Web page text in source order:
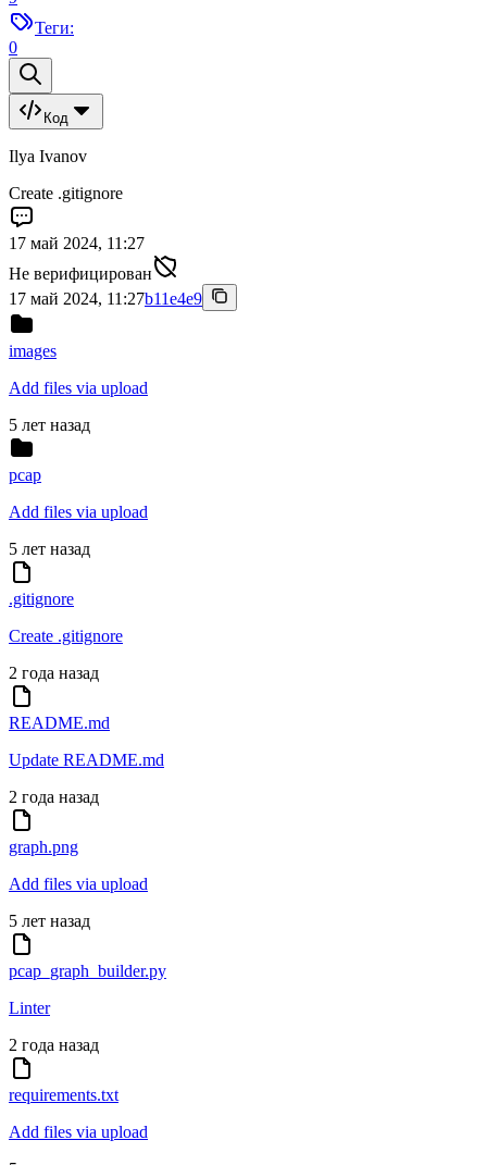
Теги:
0
Код
Ilya Ivanov
Create .gitignore
17 май 2024, 11:27
Не верифицирован
17 май 2024, 11:27b11e4e9
images
Add files via upload
5 лет назад
pcap
Add files via upload
5 лет назад
.gitignore
Create .gitignore
2 года назад
README.md
Update README.md
2 года назад
graph.png
Add files via upload
5 лет назад
pcap_graph_builder.py
Linter
2 года назад
requirements.txt
Add files via upload